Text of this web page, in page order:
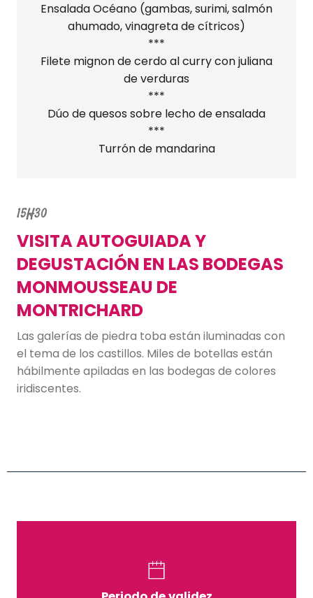
Ensalada Océano (gambas, surimi, salmón
ahumado, vinagreta de cítricos)
***
Filete mignon de cerdo al curry con juliana
de verduras
***
Dúo de quesos sobre lecho de ensalada
***
Turrón de mandarina
15H30
VISITA AUTOGUIADA Y
DEGUSTACIÓN EN LAS BODEGAS
MONMOUSSEAU DE
MONTRICHARD
Las galerías de piedra toba están iluminadas con
el tema de los castillos. Miles de botellas están
hábilmente apiladas en las bodegas de colores
iridiscentes.